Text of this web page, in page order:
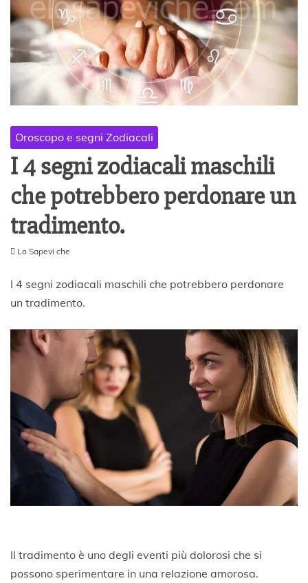
Oroscopo e segni Zodiacali
I 4 segni zodiacali maschili
che potrebbero perdonare un
tradimento.
0
a
o
2
2
Lo Sapevi che
I 4 segni zodiacali maschili che potrebbero perdonare
un tradimento.
Il tradimento è uno degli eventi più dolorosi che si
possono sperimentare in una relazione amorosa.